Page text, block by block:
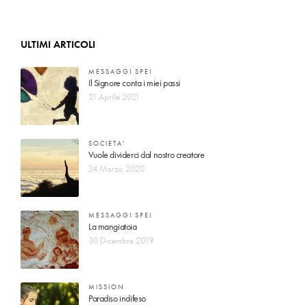
ULTIMI ARTICOLI
MESSAGGI SPEI
Il Signore conta i miei passi
21 Aprile 2021
SOCIETA'
Vuole dividerci dal nostro creatore
24 Marzo 2020
MESSAGGI SPEI
La mangiatoia
30 Dicembre 2019
MISSION
Paradiso indifeso